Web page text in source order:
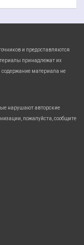
и предоставляются
принадлежат их
содержание материала не
нарушают авторские
пожалуйста, сообщите